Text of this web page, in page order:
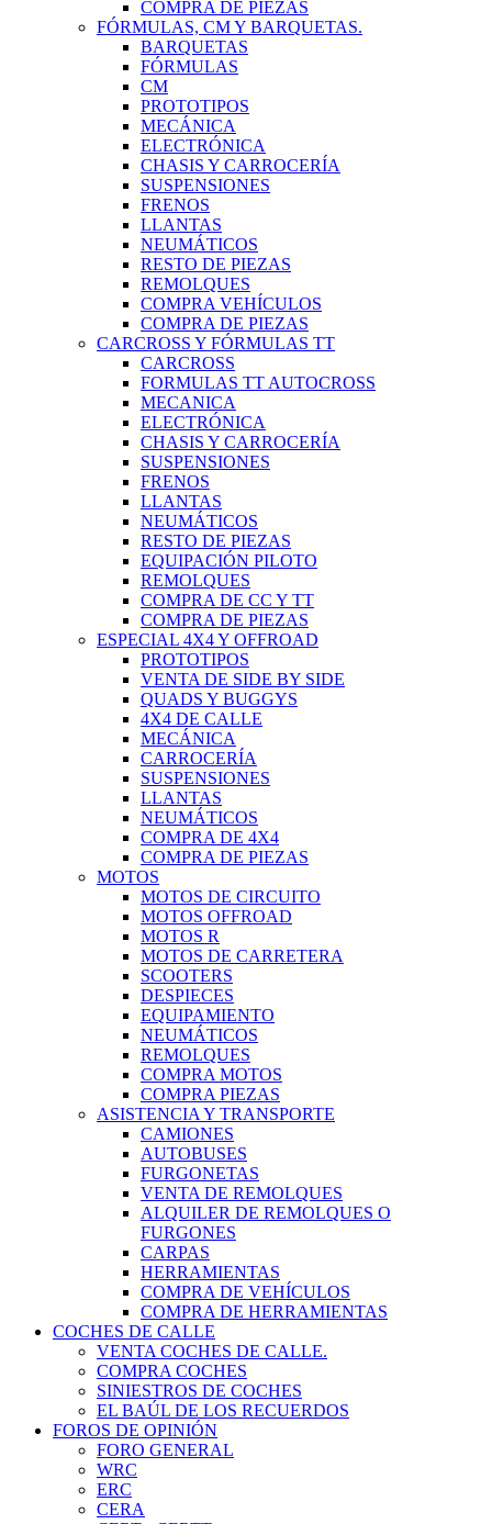
COMPRA DE PIEZAS
FÓRMULAS, CM Y BARQUETAS.
BARQUETAS
FÓRMULAS
CM
PROTOTIPOS
MECÁNICA
ELECTRÓNICA
CHASIS Y CARROCERÍA
SUSPENSIONES
FRENOS
LLANTAS
NEUMÁTICOS
RESTO DE PIEZAS
REMOLQUES
COMPRA VEHÍCULOS
COMPRA DE PIEZAS
CARCROSS Y FÓRMULAS TT
CARCROSS
FORMULAS TT AUTOCROSS
MECANICA
ELECTRÓNICA
CHASIS Y CARROCERÍA
SUSPENSIONES
FRENOS
LLANTAS
NEUMÁTICOS
RESTO DE PIEZAS
EQUIPACIÓN PILOTO
REMOLQUES
COMPRA DE CC Y TT
COMPRA DE PIEZAS
ESPECIAL 4X4 Y OFFROAD
PROTOTIPOS
VENTA DE SIDE BY SIDE
QUADS Y BUGGYS
4X4 DE CALLE
MECÁNICA
CARROCERÍA
SUSPENSIONES
LLANTAS
NEUMÁTICOS
COMPRA DE 4X4
COMPRA DE PIEZAS
MOTOS
MOTOS DE CIRCUITO
MOTOS OFFROAD
MOTOS R
MOTOS DE CARRETERA
SCOOTERS
DESPIECES
EQUIPAMIENTO
NEUMÁTICOS
REMOLQUES
COMPRA MOTOS
COMPRA PIEZAS
ASISTENCIA Y TRANSPORTE
CAMIONES
AUTOBUSES
FURGONETAS
VENTA DE REMOLQUES
ALQUILER DE REMOLQUES O
FURGONES
CARPAS
HERRAMIENTAS
COMPRA DE VEHÍCULOS
COMPRA DE HERRAMIENTAS
COCHES DE CALLE
VENTA COCHES DE CALLE.
COMPRA COCHES
SINIESTROS DE COCHES
EL BAÚL DE LOS RECUERDOS
FOROS DE OPINIÓN
FORO GENERAL
WRC
ERC
CERA